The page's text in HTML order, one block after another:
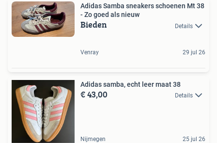
Adidas Samba sneakers schoenen Mt 38
- Zo goed als nieuw
Bieden Details
Venray 29 jul 26
Adidas samba, echt leer maat 38
€ 43,00 Details
Nijmegen 25 jul 26